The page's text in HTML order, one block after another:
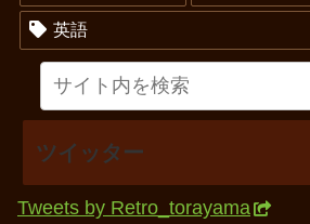
英語
ツイッター
Tweets by Retro_torayama